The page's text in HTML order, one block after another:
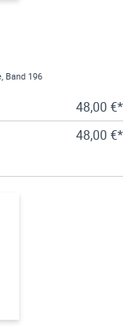
Band 196
48,00 €*
48,00 €*